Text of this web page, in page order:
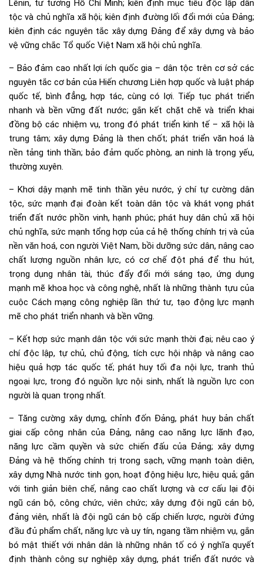
Lênin, tư tưởng Hồ Chí Minh; kiên định mục tiêu độc lập dân
tộc và chủ nghĩa xã hội; kiên định đường lối đổi mới của Đảng;
kiên định các nguyên tắc xây dựng Đảng để xây dựng và bảo
vệ vững chắc Tổ quốc Việt Nam xã hội chủ nghĩa.
– Bảo đảm cao nhất lợi ích quốc gia – dân tộc trên cơ sở các
nguyên tắc cơ bản của Hiến chương Liên hợp quốc và luật pháp
quốc tế, bình đẳng, hợp tác, cùng có lợi. Tiếp tục phát triển
nhanh và bền vững đất nước; gắn kết chặt chẽ và triển khai
đồng bộ các nhiệm vụ, trong đó phát triển kinh tế – xã hội là
trung tâm; xây dựng Đảng là then chốt; phát triển văn hoá là
nền tảng tinh thần; bảo đảm quốc phòng, an ninh là trọng yếu,
thường xuyên.
– Khơi dậy mạnh mẽ tinh thần yêu nước, ý chí tự cường dân
tộc, sức mạnh đại đoàn kết toàn dân tộc và khát vọng phát
triển đất nước phồn vinh, hạnh phúc; phát huy dân chủ xã hội
chủ nghĩa, sức mạnh tổng hợp của cả hệ thống chính trị và của
nền văn hoá, con người Việt Nam, bồi dưỡng sức dân, nâng cao
chất lượng nguồn nhân lực, có cơ chế đột phá để thu hút,
trọng dụng nhân tài, thúc đẩy đổi mới sáng tạo, ứng dụng
mạnh mẽ khoa học và công nghệ, nhất là những thành tựu của
cuộc Cách mạng công nghiệp lần thứ tư, tạo động lực mạnh
mẽ cho phát triển nhanh và bền vững.
– Kết hợp sức mạnh dân tộc với sức mạnh thời đại; nêu cao ý
chí độc lập, tự chủ, chủ động, tích cực hội nhập và nâng cao
hiệu quả hợp tác quốc tế; phát huy tối đa nội lực, tranh thủ
ngoại lực, trong đó nguồn lực nội sinh, nhất là nguồn lực con
người là quan trọng nhất.
– Tăng cường xây dựng, chỉnh đốn Đảng, phát huy bản chất
giai cấp công nhân của Đảng, nâng cao năng lực lãnh đạo,
năng lực cầm quyền và sức chiến đấu của Đảng; xây dựng
Đảng và hệ thống chính trị trong sạch, vững mạnh toàn diện,
xây dựng Nhà nước tinh gọn, hoạt động hiệu lực, hiệu quả; gắn
với tinh giản biên chế, nâng cao chất lượng và cơ cấu lại đội
ngũ cán bộ, công chức, viên chức; xây dựng đội ngũ cán bộ,
đảng viên, nhất là đội ngũ cán bộ cấp chiến lược, người đứng
đầu đủ phẩm chất, năng lực và uy tín, ngang tầm nhiệm vụ, gắn
bó mật thiết với nhân dân là những nhân tố có ý nghĩa quyết
định thành công sự nghiệp xây dựng, phát triển đất nước và